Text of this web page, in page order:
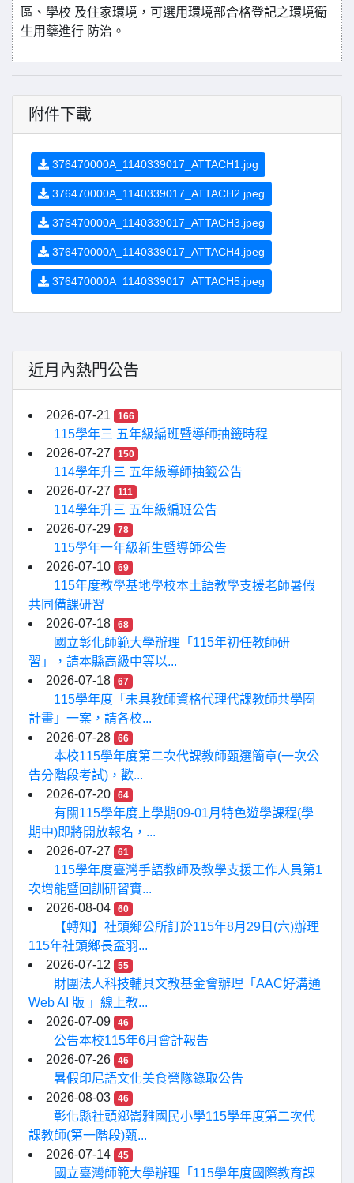
區、學校 及住家環境，可選用環境部合格登記之環境衛
生用藥進行 防治。
附件下載
376470000A_1140339017_ATTACH1.jpg
376470000A_1140339017_ATTACH2.jpeg
376470000A_1140339017_ATTACH3.jpeg
376470000A_1140339017_ATTACH4.jpeg
376470000A_1140339017_ATTACH5.jpeg
近月內熱門公告
2026-07-21 166
115學年三 五年級編班暨導師抽籤時程
2026-07-27
150
114學年升三 五年級導師抽籤公告
2026-07-27
111
114學年升三 五年級編班公告
2026-07-29
78
115學年一年級新生暨導師公告
2026-07-10
69
115年度教學基地學校本土語教學支援老師暑假
共同備課研習
2026-07-18
68
國立彰化師範大學辦理「115年初任教師研
習」，請本縣高級中等以...
2026-07-18
67
115學年度「未具教師資格代理代課教師共學圈
計畫」一案，請各校...
2026-07-28
66
本校115學年度第二次代課教師甄選簡章(一次公
告分階段考試)，歡...
2026-07-20
64
有關115學年度上學期09-01月特色遊學課程(學
期中)即將開放報名，...
2026-07-27
61
115學年度臺灣手語教師及教學支援工作人員第1
次增能暨回訓研習實...
2026-08-04
60
【轉知】社頭鄉公所訂於115年8月29日(六)辦理
115年社頭鄉長盃羽...
2026-07-12
55
財團法人科技輔具文教基金會辦理「AAC好溝通
Web AI 版 」線上教...
2026-07-09
46
公告本校115年6月會計報告
2026-07-26
46
暑假印尼語文化美食營隊錄取公告
2026-08-03
46
彰化縣社頭鄉崙雅國民小學115學年度第二次代
課教師(第一階段)甄...
2026-07-14
45
國立臺灣師範大學辦理「115學年度國際教育課